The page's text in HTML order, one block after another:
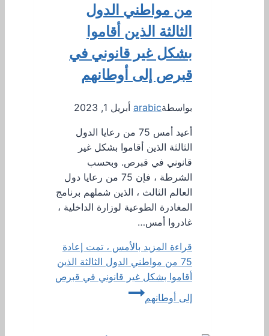
من مواطني الدول
الثالثة الذين أقاموا
بشكل غير قانوني في
قبرص إلى أوطانهم
بواسطةarabic أبريل 1, 2023
أعيد أمس 75 من رعايا الدول
الثالثة الذين أقاموا بشكل غير
قانوني في قبرص. وبحسب
الشرطة ، فإن 75 من رعايا دول
العالم الثالث ، الذين شملهم برنامج
المغادرة الطوعية لوزارة الداخلية ،
غادروا أمس…
قراءة المزيد بالأمس ، تمت إعادة
75 من مواطني الدول الثالثة الذين
أقاموا بشكل غير قانوني في قبرص
إلى أوطانهم